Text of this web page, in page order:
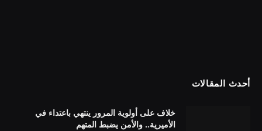
أحدث المقالات
خلاف على أولوية المرور ينتهي باعتداء في
الأميرية.. والأمن يضبط المتهم